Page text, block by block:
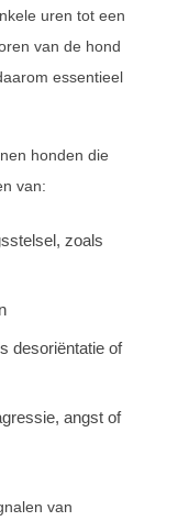
uren tot een
van de hond
essentieel
honden die
van:
zoals
desoriëntatie of
angst of
van